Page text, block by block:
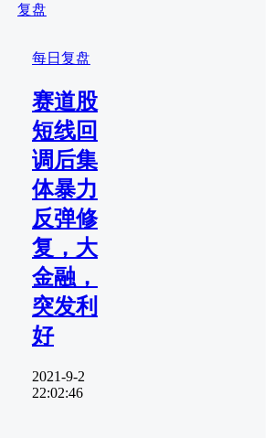
复盘
每日复盘
赛道股
短线回
调后集
体暴力
反弹修
复，大
金融，
突发利
好
2021-9-2
22:02:46